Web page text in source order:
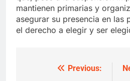
mantienen primarias y
asegurar su presencia en las
el derecho a elegir y ser
Previous: